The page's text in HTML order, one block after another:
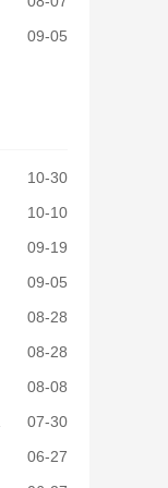
09-05
10-30
10-10
09-19
09-05
08-28
08-28
08-08
07-30
06-27